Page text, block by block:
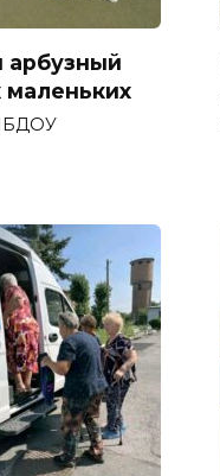
арбузный
маленьких